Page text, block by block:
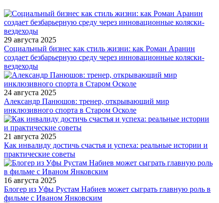
29 августа 2025
Социальный бизнес как стиль жизни: как Роман Аранин
создает безбарьерную среду через инновационные коляски-
вездеходы
24 августа 2025
Александр Панюшов: тренер, открывающий мир
инклюзивного спорта в Старом Осколе
21 августа 2025
Как инвалиду достичь счастья и успеха: реальные истории и
практические советы
16 августа 2025
Блогер из Уфы Рустам Набиев может сыграть главную роль в
фильме с Иваном Янковским